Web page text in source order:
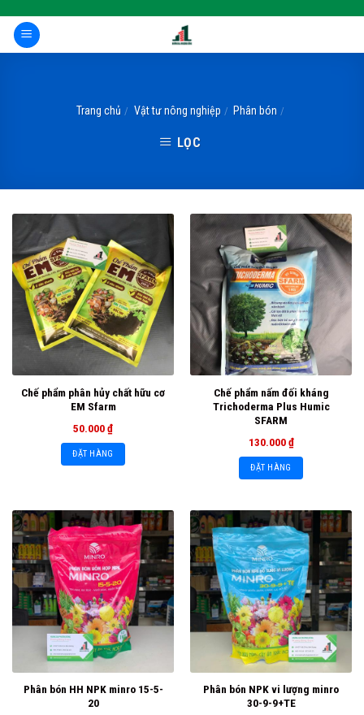
content
Trang chủ / Vật tư nông nghiệp / Phân bón /
LỌC
Chế phẩm phân hủy chất hữu cơ
EM Sfarm
50.000₫
ĐẶT HÀNG
Chế phẩm nấm đối kháng
Trichoderma Plus Humic
SFARM
130.000₫
ĐẶT HÀNG
Phân bón HH NPK minro 15-5-
20
Phân bón NPK vi lượng minro
30-9-9+TE